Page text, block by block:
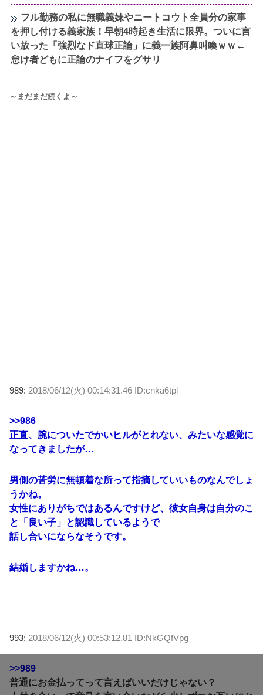
フル勤務の私に無職義妹やニートコウト全員分の家事
を押し付ける義家族！早朝4時起き生活に限界。ついに言
い放った「強烈なド直球正論」に義一族阿鼻叫喚ｗｗ←
怠け者どもに正論のナイフをグサリ
～まだまだ続くよ～
989: 2018/06/12(火) 00:14:31.46 ID:cnka6tpl
>>986
正直、腕についたでかいヒルがとれない、みたいな感覚に
なってきましたが…
男側の苦労に無頓着な所って指摘していいものなんでしょ
うかね。
女性にありがちではあるんですけど、彼女自身は自分のこ
と「良い子」と認識しているようで
話し合いにならなそうです。
結婚しますかね…。
993: 2018/06/12(火) 00:53:12.81 ID:NkGQfVpg
>>989
普通にお金払ってって言えばいいだけじゃない？